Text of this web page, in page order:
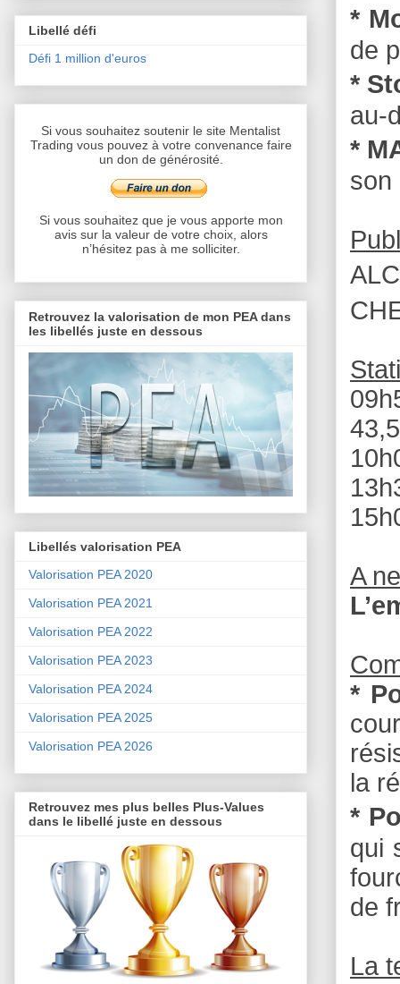
*
de
*
au-
*
son
43,5
A
*
la
*
qui
de
La
Libellé défi
Défi 1 million d'euros
Si vous souhaitez soutenir le site Mentalist
Trading vous pouvez à votre convenance faire
un don de générosité.
Si vous souhaitez que je vous apporte mon
avis sur la valeur de votre choix, alors
n’hésitez pas à me solliciter.
Retrouvez la valorisation de mon PEA dans
les libellés juste en dessous
Libellés valorisation PEA
Valorisation PEA 2020
Valorisation PEA 2021
Valorisation PEA 2022
Valorisation PEA 2023
Valorisation PEA 2024
Valorisation PEA 2025
Valorisation PEA 2026
Retrouvez mes plus belles Plus-Values
dans le libellé juste en dessous